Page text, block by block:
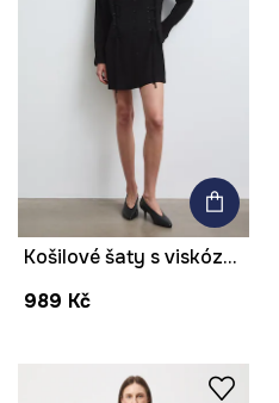
Košilové šaty s viskózou hladké
989 Kč